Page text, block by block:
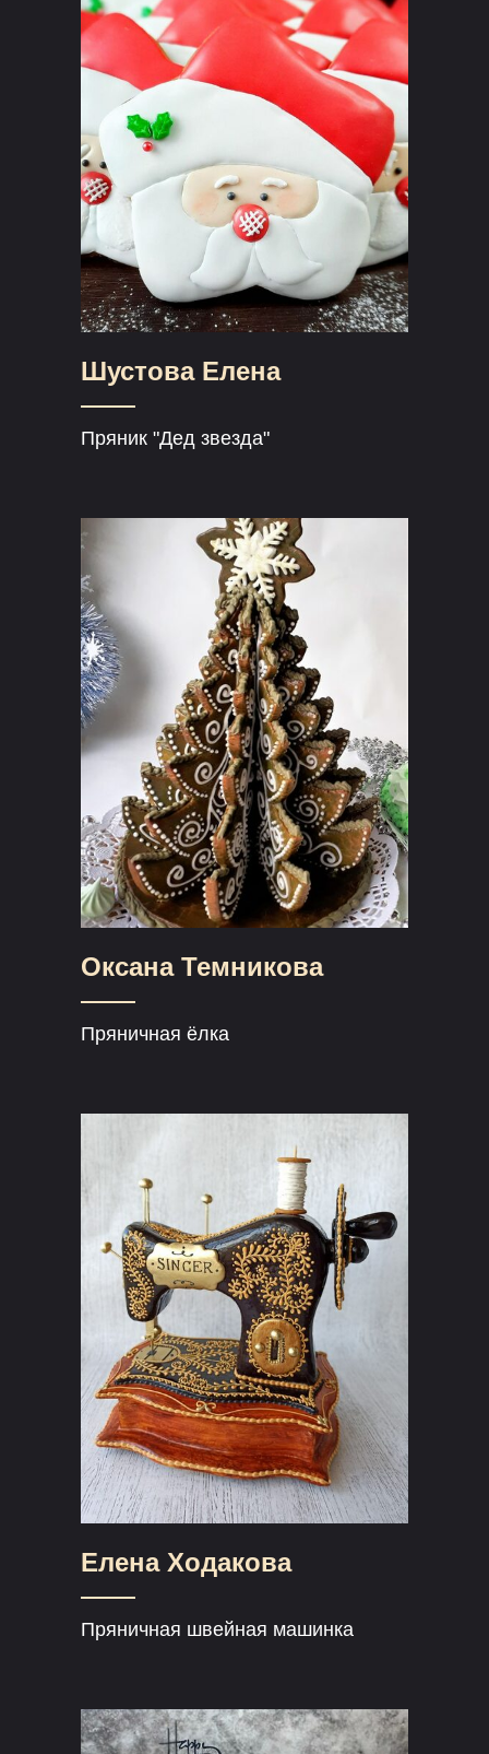
Шустова Елена
Пряник "Дед звезда"
Оксана Темникова
Пряничная ёлка
Елена Ходакова
Пряничная швейная машинка